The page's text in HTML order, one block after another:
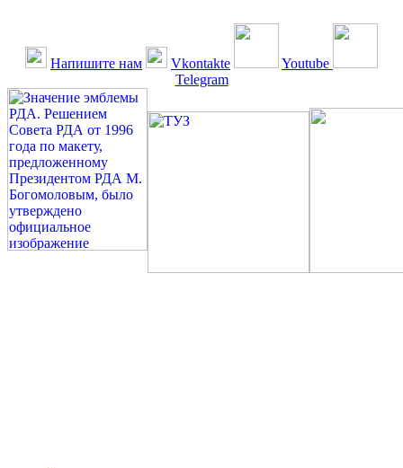
Напишите нам Vkontakte
Youtube
Telegram